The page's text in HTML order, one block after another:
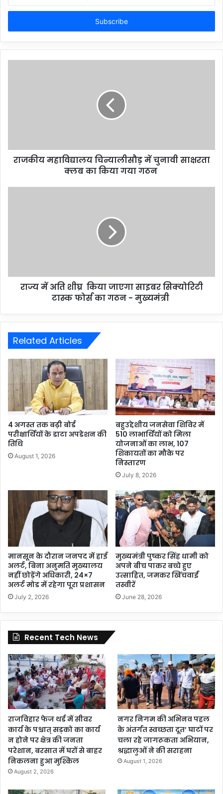
Email
राजकीय महाविद्यालय चिन्यालीसौड़ में चुनावी साक्षरता
क्लब का किया गया गठन
राज्य में अति शीघ्र किया जाएगा साइबर सिक्योरिटी
टास्क फोर्स का गठन - मुख्यमंत्री
Related Articles
4 अगस्त तक बढ़ी बोर्ड
परीक्षार्थियों के डाटा अपडेशन की
तिथि
August 1, 2026
बहुउद्देशीय जनसेवा शिविर में
510 लाभार्थियों को मिला
योजनाओं का लाभ, 107
शिकायतों का मौके पर
निस्तारण
July 8, 2026
मानसून के दौरान जनपद में हाई
अलर्ट, बिना अनुमति मुख्यालय
नहीं छोड़ेंगे अधिकारी, 24×7
अलर्ट मोड में रहेगा पूरा प्रशासन
July 2, 2026
मुख्यमंत्री पुष्कर सिंह धामी को
अपने बीच पाकर बच्चे हुए
उत्साहित, जमकर खिंचवाईं
तस्वीरें
June 28, 2026
Recent Tech News
राजविहार फेज थर्ड में सीवर
कार्य के पश्चात् सड़को का कार्य
न होने पर क्षेत्र की जनता
परेशान, बरसात में घरों से बाहर
निकलना हुआ मुश्किल
August 2, 2026
नगर निगम की अभिनव पहल
के अंतर्गत स्वच्छता दूत’ घाटों पर
चला रहे जागरूकता अभियान,
श्रद्धालुओं ने की सराहना
August 1, 2026